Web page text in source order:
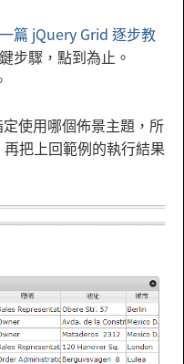
篇 jQuery Grid 逐步教
步驟，點到為止。
使用哪個佈景主題，所
把上回範例的執行結果